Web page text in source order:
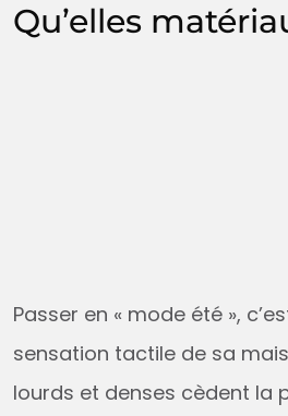
Qu’elles
Passer en « mode été »,
sensation tactile de sa
lourds et denses cèdent la